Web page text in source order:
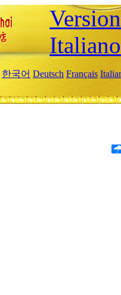
Italiano
한국어 Deutsch Français